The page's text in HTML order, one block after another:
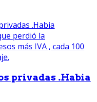
privadas .Habia